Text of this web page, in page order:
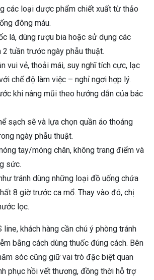
các loại dược phẩm chiết xuất từ thảo
đông máu.
lá, dùng rượu bia hoặc sử dụng các
tuần trước ngày phẫu thuật.
vui vẻ, thoải mái, suy nghĩ tích cực, lạc
chế độ làm việc – nghỉ ngơi hợp lý.
khi nâng mũi theo hướng dẫn của bác
sạch sẽ và lựa chọn quần áo thoáng
ngày phẫu thuật.
tay/móng chân, không trang điểm và
sức.
tránh dùng những loại đồ uống chứa
8 giờ trước ca mổ. Thay vào đó, chị
lọc.
line, khách hàng cần chú ý phòng tránh
bằng cách dùng thuốc đúng cách. Bên
sóc cũng giữ vai trò đặc biệt quan
phục hồi vết thương, đồng thời hỗ trợ